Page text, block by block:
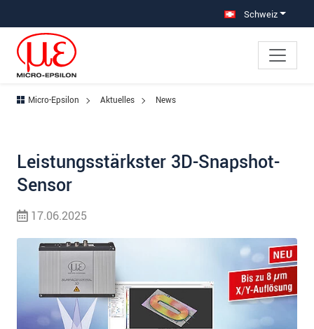
Schweiz
Micro-Epsilon Aktuelles News
Leistungsstärkster 3D-Snapshot-
Sensor
17.06.2025